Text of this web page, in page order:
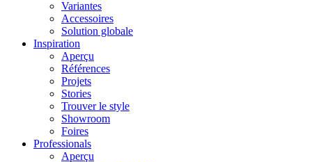
Variantes
Accessoires
Solution globale
Inspiration
Aperçu
Références
Projets
Stories
Trouver le style
Showroom
Foires
Professionals
Aperçu